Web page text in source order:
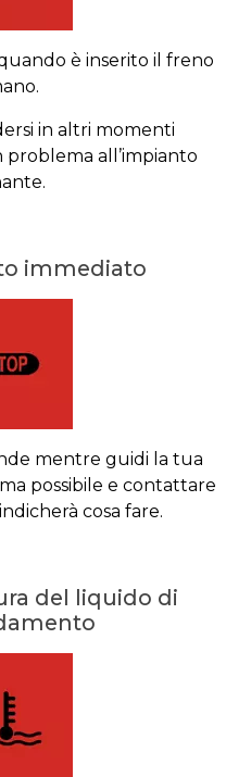
è inserito il freno
in altri momenti
all’impianto
immediato
mentre guidi la tua
possibile e contattare
cosa fare.
del liquido di